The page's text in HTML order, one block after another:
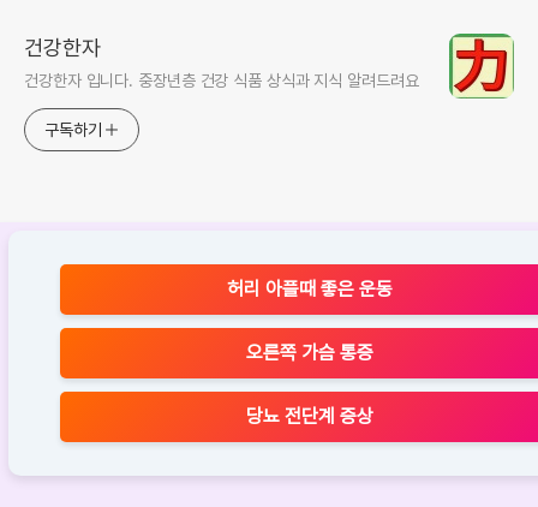
건강한자
건강한자 입니다. 중장년층 건강 식품 상식과 지식 알려드려요
구독하기
허리 아플때 좋은 운동
오른쪽 가슴 통증
당뇨 전단계 증상